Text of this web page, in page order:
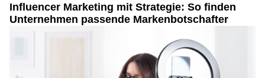
Influencer Marketing mit Strategie: So finden
Unternehmen passende Markenbotschafter